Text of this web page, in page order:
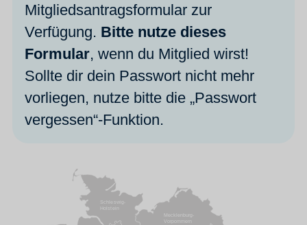
Mitgliedsantragsformular zur
Verfügung. Bitte nutze dieses
Formular, wenn du Mitglied wirst!
Sollte dir dein Passwort nicht mehr
vorliegen, nutze bitte die „Passwort
vergessen“-Funktion.
Schleswig-
Holstein
Mecklenburg-
Vorpommern